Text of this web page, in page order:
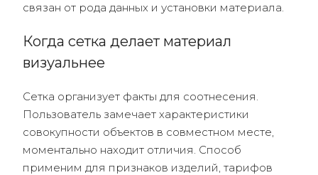
связан от рода данных и установки материала.
Когда сетка делает материал
визуальнее
Сетка организует факты для соотнесения.
Пользователь замечает характеристики
совокупности объектов в совместном месте,
моментально находит отличия. Способ
применим для признаков изделий, тарифов